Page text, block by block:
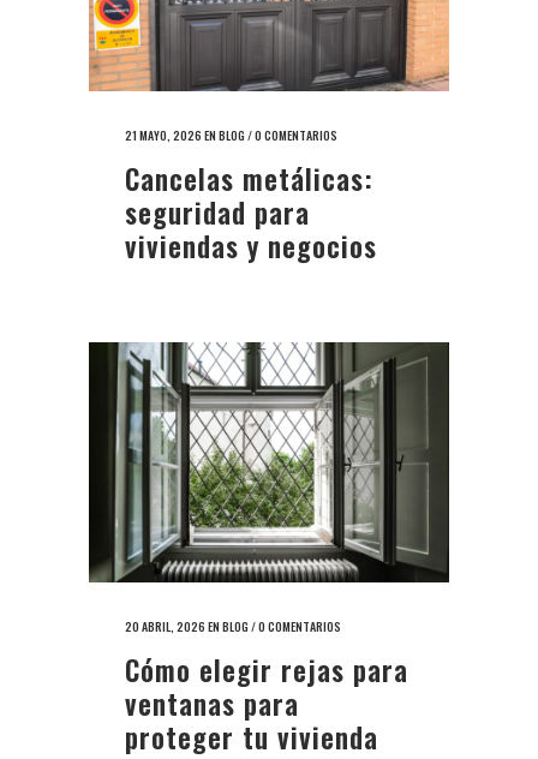
21 MAYO, 2026 EN BLOG /0 COMENTARIOS
Cancelas metálicas:
seguridad para
viviendas y negocios
20 ABRIL, 2026 EN BLOG /0 COMENTARIOS
Cómo elegir rejas para
ventanas para
proteger tu vivienda